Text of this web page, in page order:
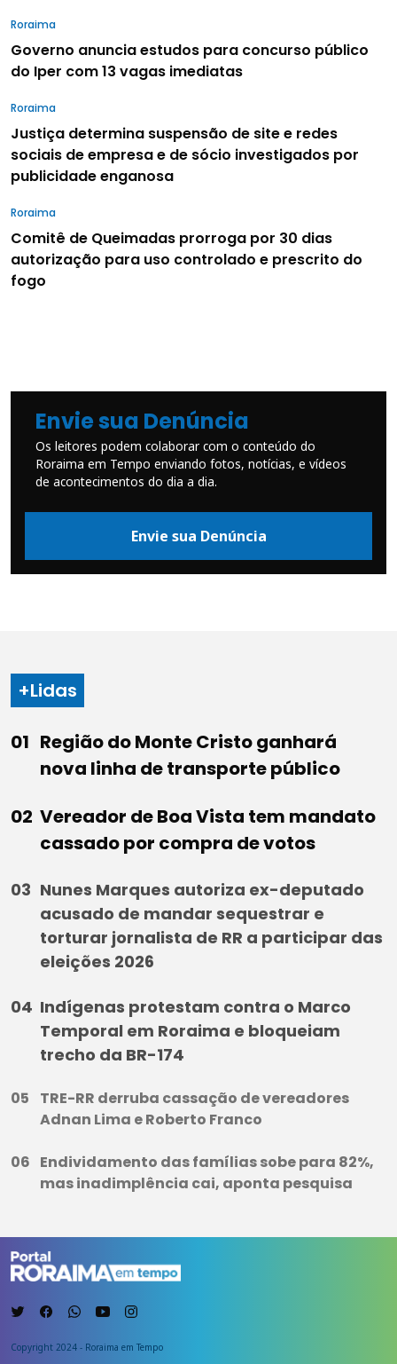
Roraima
Governo anuncia estudos para concurso público
do Iper com 13 vagas imediatas
Roraima
Justiça determina suspensão de site e redes
sociais de empresa e de sócio investigados por
publicidade enganosa
Roraima
Comitê de Queimadas prorroga por 30 dias
autorização para uso controlado e prescrito do
fogo
Envie sua Denúncia
Os leitores podem colaborar com o conteúdo do
Roraima em Tempo enviando fotos, notícias, e vídeos
de acontecimentos do dia a dia.
Envie sua Denúncia
+Lidas
Região do Monte Cristo ganhará
nova linha de transporte público
Vereador de Boa Vista tem mandato
cassado por compra de votos
Nunes Marques autoriza ex-deputado
acusado de mandar sequestrar e
torturar jornalista de RR a participar das
eleições 2026
Indígenas protestam contra o Marco
Temporal em Roraima e bloqueiam
trecho da BR-174
TRE-RR derruba cassação de vereadores
Adnan Lima e Roberto Franco
Endividamento das famílias sobe para 82%,
mas inadimplência cai, aponta pesquisa
Copyright 2024 - Roraima em Tempo